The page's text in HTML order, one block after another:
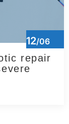
12/06
repair